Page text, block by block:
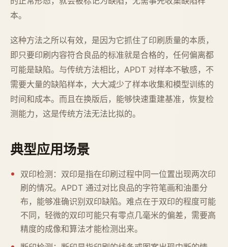
本。
这种方法之所以有效，是因为它抓住了印刷质量的本质，
即只要印刷内容符合良品的标准就是合格的，任何偏离都
可能是缺陷。与传统方法相比，APDT 对样本不敏感，不
需要大量的缺陷样本，大大减少了样本收集和模型训练的
时间和成本。而且在换版后，能够快速重建基准，恢复检
测能力，这是传统方法无法比拟的。
典型应用场景
双印检测：双印是指在印刷过程中同一位置出现两次印
刷的情况。APDT 通过对比良品的字符笔画和油墨分
布，能够准确识别双印缺陷。难点在于双印的程度可能
不同，轻微的双印可能只有零点几毫米的偏差，需要高
精度的成像和算法才能检测出来。